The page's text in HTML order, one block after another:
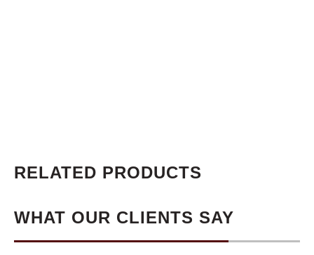
RELATED PRODUCTS
WHAT OUR CLIENTS SAY